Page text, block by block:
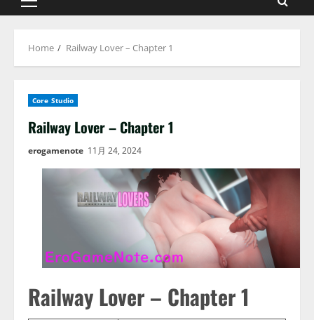
Primary
Home Railway Lover – Chapter 1
Core Studio
Railway Lover – Chapter 1
erogamenote 11月 24, 2024
Railway Lover – Chapter 1